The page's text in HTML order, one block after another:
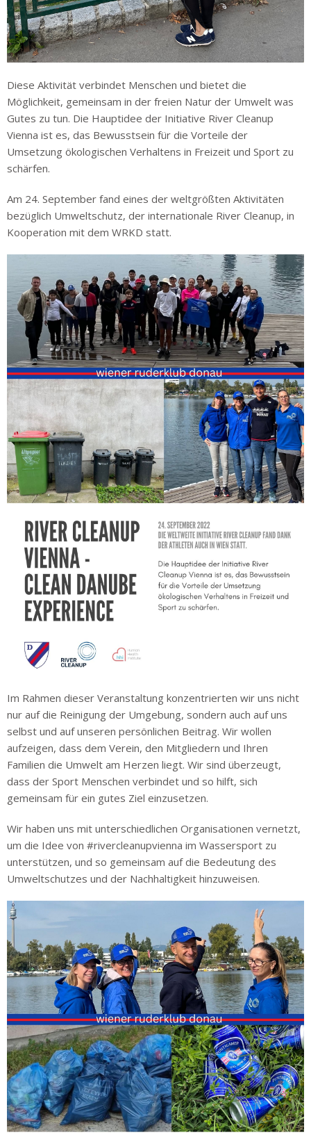
Diese Aktivität verbindet Menschen und bietet die
Möglichkeit, gemeinsam in der freien Natur der Umwelt was
Gutes zu tun. Die Hauptidee der Initiative River Cleanup
Vienna ist es, das Bewusstsein für die Vorteile der
Umsetzung ökologischen Verhaltens in Freizeit und Sport zu
schärfen.
Am 24. September fand eines der weltgrößten Aktivitäten
bezüglich Umweltschutz, der internationale River Cleanup, in
Kooperation mit dem WRKD statt.
Im Rahmen dieser Veranstaltung konzentrierten wir uns nicht
nur auf die Reinigung der Umgebung, sondern auch auf uns
selbst und auf unseren persönlichen Beitrag. Wir wollen
aufzeigen, dass dem Verein, den Mitgliedern und Ihren
Familien die Umwelt am Herzen liegt. Wir sind überzeugt,
dass der Sport Menschen verbindet und so hilft, sich
gemeinsam für ein gutes Ziel einzusetzen.
Wir haben uns mit unterschiedlichen Organisationen vernetzt,
um die Idee von #rivercleanupvienna im Wassersport zu
unterstützen, und so gemeinsam auf die Bedeutung des
Umweltschutzes und der Nachhaltigkeit hinzuweisen.